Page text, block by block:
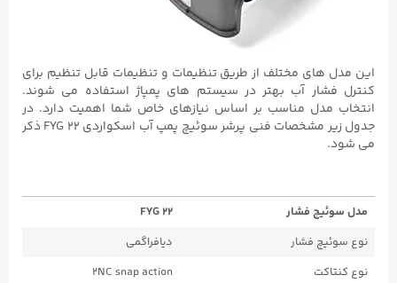
این مدل های مختلف از طریق تنظیمات و تنظیمات قابل تنظیم برای
کنترل فشار آب بهتر در سیستم های پمپاژ استفاده می شوند.
انتخاب مدل مناسب بر اساس نیازهای خاص شما اهمیت دارد. در
جدول زیر مشخصات فنی پرشر سوئیچ پمپ آب اسکواردی FYG ۲۲ ذکر
می شود.
مدل سوئیچ فشار
FYG 22
نوع سوئیچ فشار
دیافراگمی
نوع کنتاکت
2NC snap action